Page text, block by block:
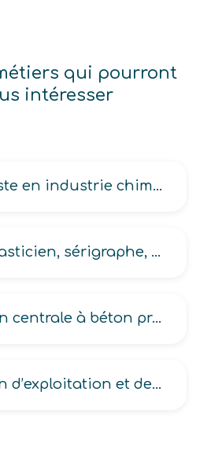
qui pourront
intéresser
Tableautiste en industrie chimique
Artiste (plasticien, sérigraphe, sonore)
Rondier en centrale à béton prêt à l’emploi, en centrale ciment
Technicien d’exploitation et de maintenance des équipements audiovisuels